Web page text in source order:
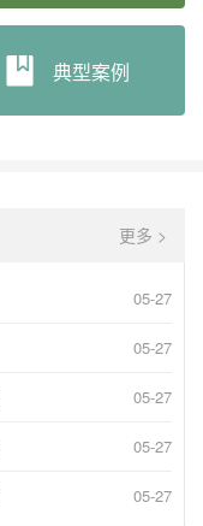
09-10
06-24
典型案例
更多 >
05-27
05-27
05-27
05-27
05-27